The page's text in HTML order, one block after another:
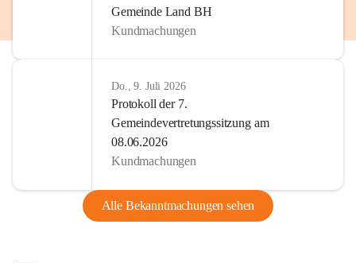
Gemeinde Land BH
Kundmachungen
Do., 9. Juli 2026
Protokoll der 7.
Gemeindevertretungssitzung am
08.06.2026
Kundmachungen
Alle Bekanntmachungen sehen